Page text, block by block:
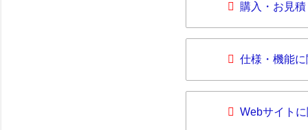
購入・お見
仕様・機能
Webサイト